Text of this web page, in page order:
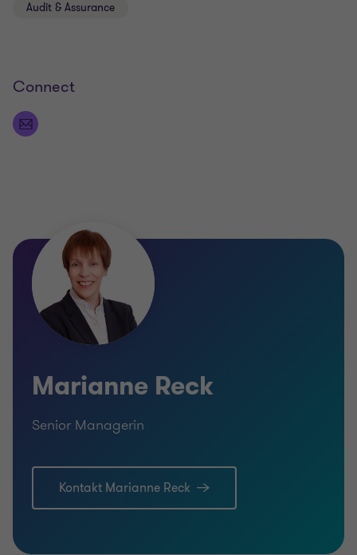
Audit & Assurance
Connect
Marianne Reck
Senior Managerin
Kontakt Marianne Reck